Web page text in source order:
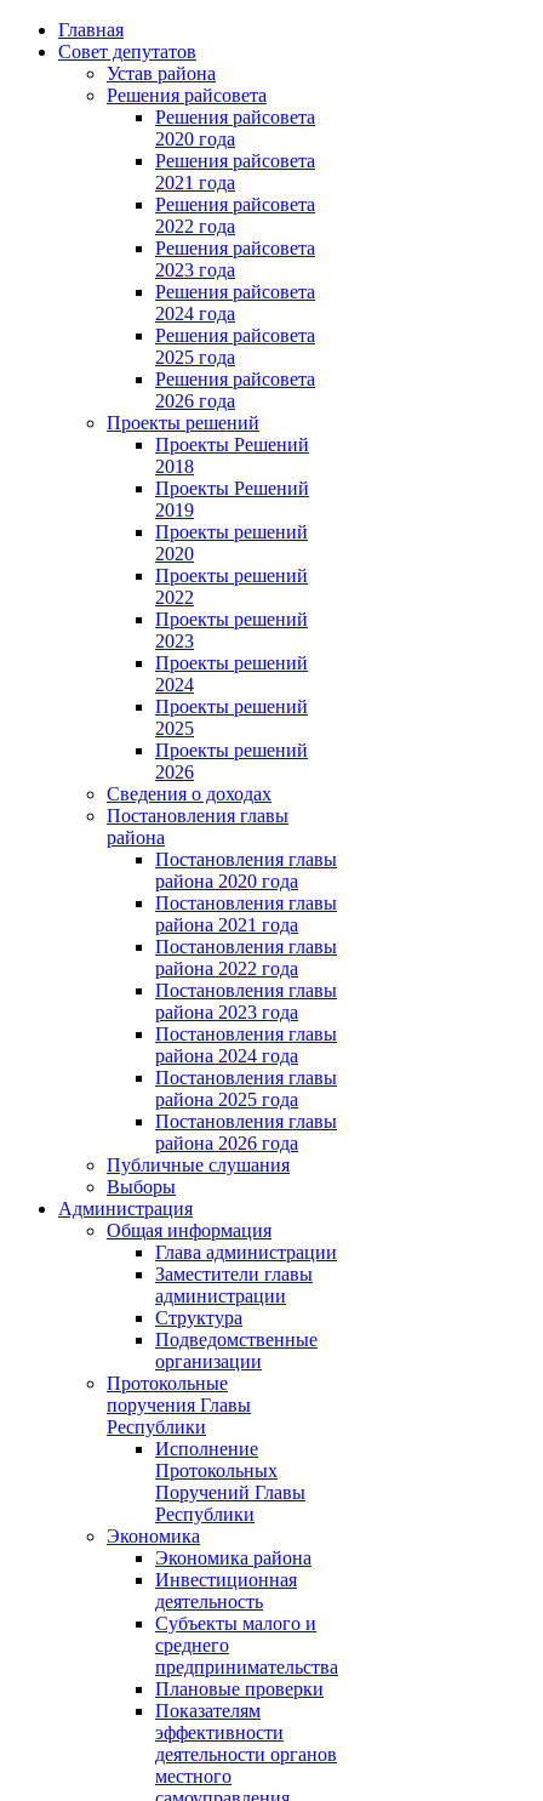
Главная
Совет депутатов
Устав района
Решения райсовета
Решения райсовета
2020 года
Решения райсовета
2021 года
Решения райсовета
2022 года
Решения райсовета
2023 года
Решения райсовета
2024 года
Решения райсовета
2025 года
Решения райсовета
2026 года
Проекты решений
Проекты Решений
2018
Проекты Решений
2019
Проекты решений
2020
Проекты решений
2022
Проекты решений
2023
Проекты решений
2024
Проекты решений
2025
Проекты решений
2026
Сведения о доходах
Постановления главы
района
Постановления главы
района 2020 года
Постановления главы
района 2021 года
Постановления главы
района 2022 года
Постановления главы
района 2023 года
Постановления главы
района 2024 года
Постановления главы
района 2025 года
Постановления главы
района 2026 года
Публичные слушания
Выборы
Администрация
Общая информация
Глава администрации
Заместители главы
администрации
Структура
Подведомственные
организации
Протокольные
поручения Главы
Республики
Исполнение
Протокольных
Поручений Главы
Республики
Экономика
Экономика района
Инвестиционная
деятельность
Субъекты малого и
среднего
предпринимательства
Плановые проверки
Показателям
эффективности
деятельности органов
местного